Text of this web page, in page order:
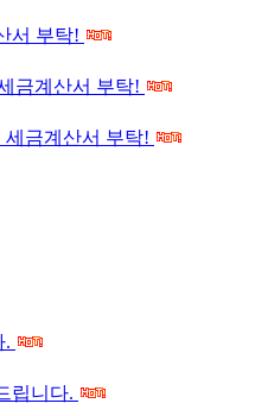
서 부탁!
금계산서 부탁!
세금계산서 부탁!
.
립니다.